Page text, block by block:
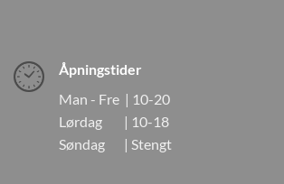
Åpningstider
Man - Fre | 10-20
Lørdag | 10-18
Søndag | Stengt